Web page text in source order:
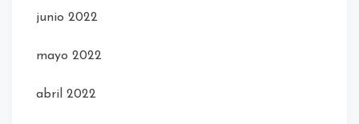
junio 2022
mayo 2022
abril 2022